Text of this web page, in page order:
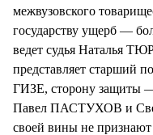
межвузовского
государству ущерб —
ведет судья Наталья
представляет старший
ГИЗЕ, сторону
Павел ПАСТУХОВ и
своей вины не